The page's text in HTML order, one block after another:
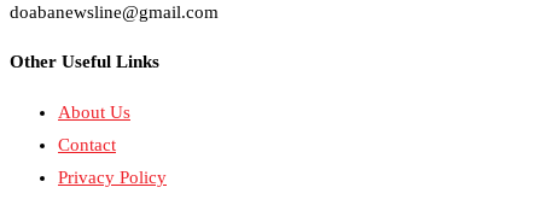
doabanewsline@gmail.com
Other Useful Links
About Us
Contact
Privacy Policy